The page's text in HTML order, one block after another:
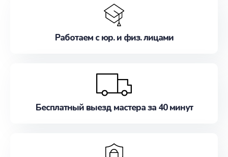
Работаем с юр. и физ. лицами
Бесплатный выезд мастера за 40 минут